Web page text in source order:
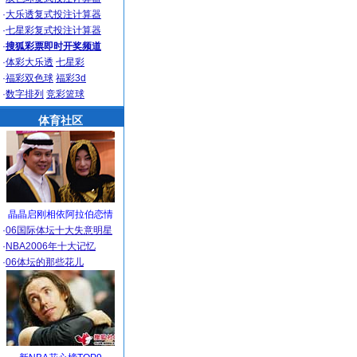
·大乐透复式投注计算器
·七星彩复式投注计算器
·搜狐彩票即时开奖频道
·体彩大乐透 七星彩
·福彩双色球 福彩3d
·数字排列 竞彩篮球
体育社区
晶晶启刚相依阿拉伯恋情
·06国际体坛十大失意明星
· NBA2006年十大记忆
·06体坛的那些花儿